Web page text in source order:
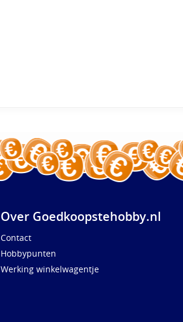
Over Goedkoopstehobby.nl
Contact
Hobbypunten
Werking winkelwagentje